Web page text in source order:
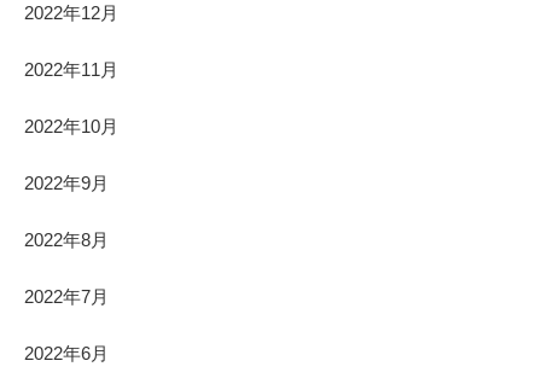
2022年12月
2022年11月
2022年10月
2022年9月
2022年8月
2022年7月
2022年6月